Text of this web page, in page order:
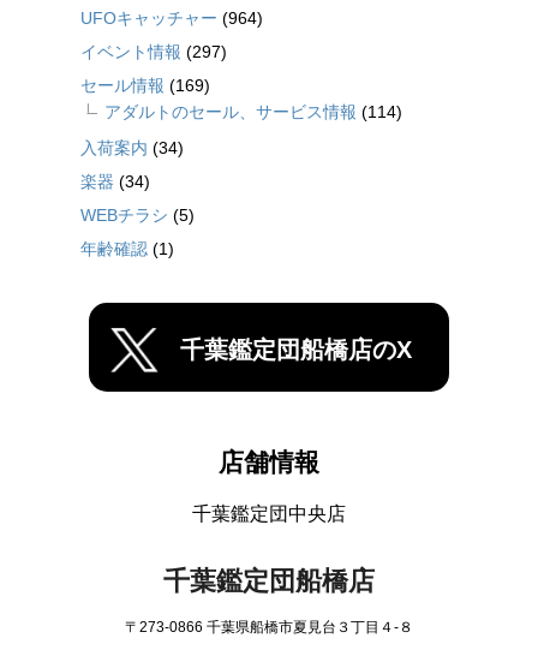
UFOキャッチャー (964)
イベント情報 (297)
セール情報 (169)
アダルトのセール、サービス情報 (114)
入荷案内 (34)
楽器 (34)
WEBチラシ (5)
年齢確認 (1)
千葉鑑定団船橋店のX
店舗情報
千葉鑑定団中央店
千葉鑑定団船橋店
〒273-0866 千葉県船橋市夏見台３丁目４-８